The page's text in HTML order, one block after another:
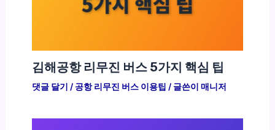
김해공항 리무진 버스 5가지 핵심 팁
댓글 달기 / 공항 리무진 버스 이용팁 / 글쓴이 매니저